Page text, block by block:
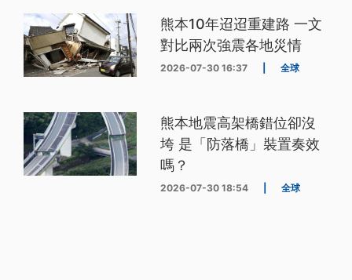
熊本10年迢迢重建路 一文
對比兩次強震各地災情
2026-07-30 16:37 全球
熊本地震高架橋錯位卻沒
垮 是「防落橋」裝置奏效
嗎？
2026-07-30 18:54 全球